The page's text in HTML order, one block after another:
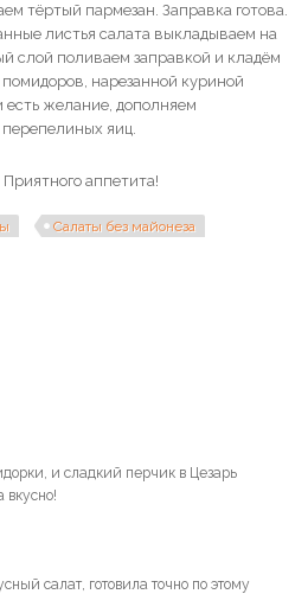
тёртый пармезан. Заправка готова.
листья салата выкладываем на
слой поливаем заправкой и кладём
помидоров, нарезанной куриной
есть желание, дополняем
яиц.
аппетита!
Салаты без майонеза
и сладкий перчик в Цезарь
вкусно!
салат, готовила точно по этому